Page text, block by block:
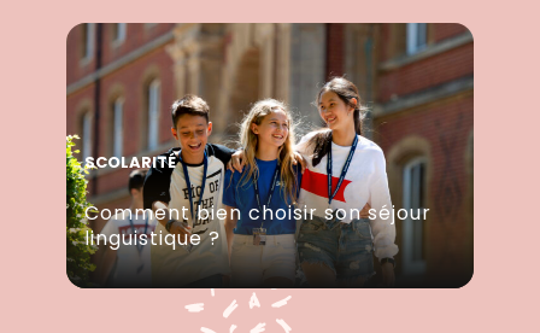
SCOLARITÉ
Comment bien choisir son séjour
linguistique ?